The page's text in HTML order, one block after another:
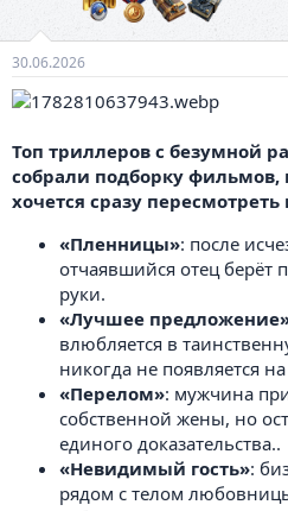
30.06.2026
Топ триллеров с безумной
собрали подборку фильмов,
хочется сразу пересмотреть
«Пленницы»: после
отчаявшийся отец берёт
руки.
«Лучшее
влюбляется в
никогда не появляется
«Перелом»: мужчина
собственной жены, но
единого доказательства..
«Невидимый гость»:
рядом с телом